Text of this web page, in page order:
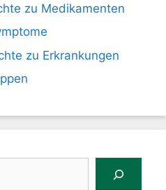
zu Medikamenten
zu Erkrankungen